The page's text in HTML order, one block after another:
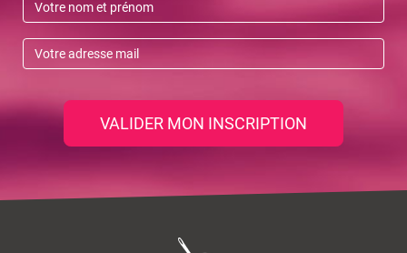
VALIDER MON INSCRIPTION